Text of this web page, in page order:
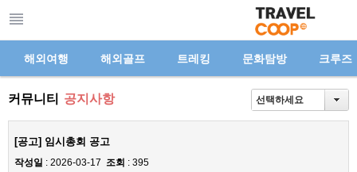
해외여행 해외골프 트레킹 문화탐방 크루즈
커뮤니티 공지사항 선택하세요
[공고] 임시총회 공고
작성일 : 2026-03-17 조회 : 395